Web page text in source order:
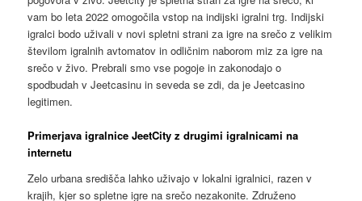
vam bo leta 2022 omogočila vstop na indijski igralni trg. Indijski
igralci bodo uživali v novi spletni strani za igre na srečo z velikim
številom igralnih avtomatov in odličnim naborom miz za igre na
srečo v živo. Prebrali smo vse pogoje in zakonodajo o
spodbudah v Jeetcasinu in seveda se zdi, da je Jeetcasino
legitimen.
Primerjava igralnice JeetCity z drugimi igralnicami na
internetu
Zelo urbana središča lahko uživajo v lokalni igralnici, razen v
krajih, kjer so spletne igre na srečo nezakonite. Združeno